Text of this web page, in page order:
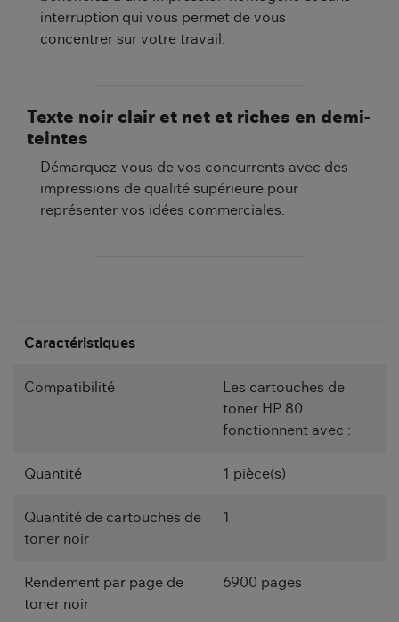
interruption qui vous permet de vous
concentrer sur votre travail.
Texte noir clair et net et riches en demi-
teintes
Démarquez-vous de vos concurrents avec des
impressions de qualité supérieure pour
représenter vos idées commerciales.
Caractéristiques
Compatibilité
Les cartouches de
toner HP 80
fonctionnent avec :
Quantité 1 pièce(s)
Quantité de cartouches de
toner noir
1
Rendement par page de
toner noir
6900 pages